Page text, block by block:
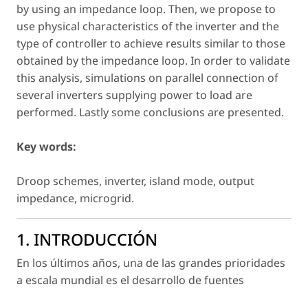
by using an impedance loop. Then, we propose to
use physical characteristics of the inverter and the
type of controller to achieve results similar to those
obtained by the impedance loop. In order to validate
this analysis, simulations on parallel connection of
several inverters supplying power to load are
performed. Lastly some conclusions are presented.
Key words:
Droop schemes, inverter, island mode, output
impedance, microgrid.
1. INTRODUCCIÓN
En los últimos años, una de las grandes prioridades
a escala mundial es el desarrollo de fuentes